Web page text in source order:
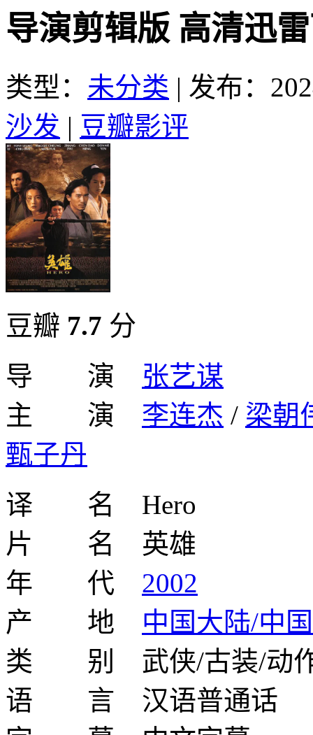
导演剪辑版 高清迅
类型： 未分类 | 发布：
沙发 | 豆瓣影评
豆瓣 7.7 分
导 演 张艺谋
主 演 李连杰 / 梁朝
甄子丹
译 名 Hero
片 名 英雄
年 代 2002
产 地 中国大陆/中
类 别 武侠/古装/动
语 言 汉语普通话